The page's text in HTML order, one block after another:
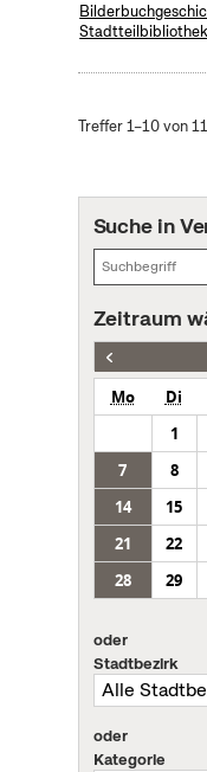
Treffer 1–10 von 11
Suche in
Zeitraum
Mo Di
1
7
8
14
15
21
22
28
29
oder
Stadtbezirk
oder
Kategorie